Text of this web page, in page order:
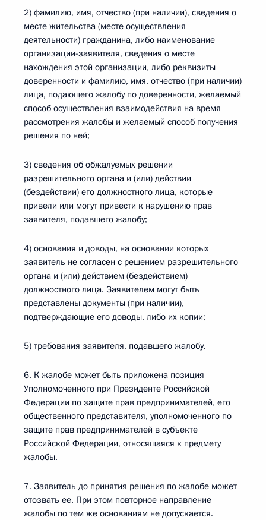
2) фамилию, имя, отчество (при наличии), сведения о
месте жительства (месте осуществления
деятельности) гражданина, либо наименование
организации-заявителя, сведения о месте
нахождения этой организации, либо реквизиты
доверенности и фамилию, имя, отчество (при наличии)
лица, подающего жалобу по доверенности, желаемый
способ осуществления взаимодействия на время
рассмотрения жалобы и желаемый способ получения
решения по ней;
3) сведения об обжалуемых решении
разрешительного органа и (или) действии
(бездействии) его должностного лица, которые
привели или могут привести к нарушению прав
заявителя, подавшего жалобу;
4) основания и доводы, на основании которых
заявитель не согласен с решением разрешительного
органа и (или) действием (бездействием)
должностного лица. Заявителем могут быть
представлены документы (при наличии),
подтверждающие его доводы, либо их копии;
5) требования заявителя, подавшего жалобу.
6. К жалобе может быть приложена позиция
Уполномоченного при Президенте Российской
Федерации по защите прав предпринимателей, его
общественного представителя, уполномоченного по
защите прав предпринимателей в субъекте
Российской Федерации, относящаяся к предмету
жалобы.
7. Заявитель до принятия решения по жалобе может
отозвать ее. При этом повторное направление
жалобы по тем же основаниям не допускается.